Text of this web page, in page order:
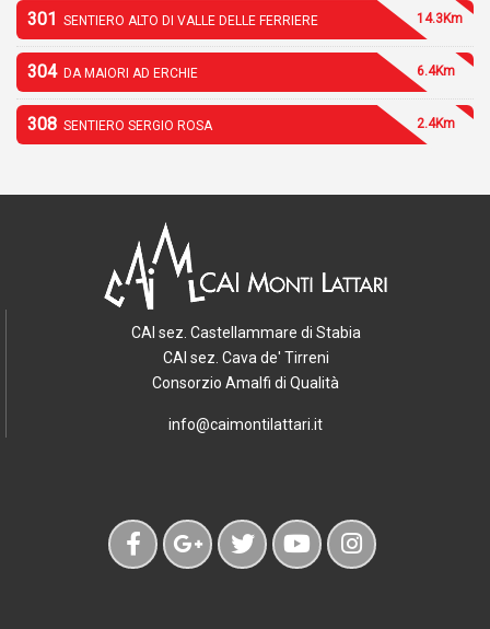
301 SENTIERO ALTO DI VALLE DELLE FERRIERE 14.3Km
304 DA MAIORI AD ERCHIE 6.4Km
308 SENTIERO SERGIO ROSA 2.4Km
CAI sez. Castellammare di Stabia
CAI sez. Cava de' Tirreni
Consorzio Amalfi di Qualità
info@caimontilattari.it